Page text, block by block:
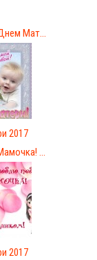
Мат...
2017
...
2017